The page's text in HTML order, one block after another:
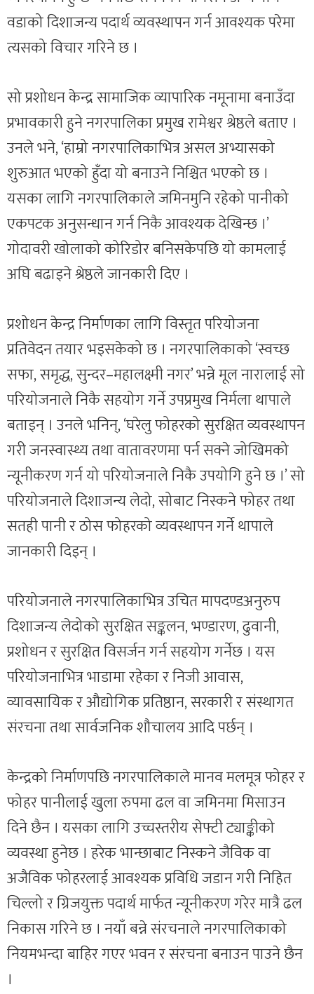
वडाको दिशाजन्य पदार्थ व्यवस्थापन गर्न आवश्यक परेमा
त्यसको विचार गरिने छ ।
सो प्रशोधन केन्द्र सामाजिक व्यापारिक नमूनामा बनाउँदा
प्रभावकारी हुने नगरपालिका प्रमुख रामेश्वर श्रेष्ठले बताए ।
उनले भने, ‘हाम्रो नगरपालिकाभित्र असल अभ्यासको
शुरुआत भएको हुँदा यो बनाउने निश्चित भएको छ ।
यसका लागि नगरपालिकाले जमिनमुनि रहेको पानीको
एकपटक अनुसन्धान गर्न निकै आवश्यक देखिन्छ ।’
गोदावरी खोलाको कोरिडोर बनिसकेपछि यो कामलाई
अघि बढाइने श्रेष्ठले जानकारी दिए ।
प्रशोधन केन्द्र निर्माणका लागि विस्तृत परियोजना
प्रतिवेदन तयार भइसकेको छ । नगरपालिकाको ‘स्वच्छ
सफा, समृद्ध, सुन्दर–महालक्ष्मी नगर’ भन्ने मूल नारालाई सो
परियोजनाले निकै सहयोग गर्ने उपप्रमुख निर्मला थापाले
बताइन् । उनले भनिन्, ‘घरेलु फोहरको सुरक्षित व्यवस्थापन
गरी जनस्वास्थ्य तथा वातावरणमा पर्न सक्ने जोखिमको
न्यूनीकरण गर्न यो परियोजनाले निकै उपयोगि हुने छ ।’ सो
परियोजनाले दिशाजन्य लेदो, सोबाट निस्कने फोहर तथा
सतही पानी र ठोस फोहरको व्यवस्थापन गर्ने थापाले
जानकारी दिइन् ।
परियोजनाले नगरपालिकाभित्र उचित मापदण्डअनुरुप
दिशाजन्य लेदोको सुरक्षित सङ्कलन, भण्डारण, ढुवानी,
प्रशोधन र सुरक्षित विसर्जन गर्न सहयोग गर्नेछ । यस
परियोजनाभित्र भाडामा रहेका र निजी आवास,
व्यावसायिक र औद्योगिक प्रतिष्ठान, सरकारी र संस्थागत
संरचना तथा सार्वजनिक शौचालय आदि पर्छन् ।
केन्द्रको निर्माणपछि नगरपालिकाले मानव मलमूत्र फोहर र
फोहर पानीलाई खुला रुपमा ढल वा जमिनमा मिसाउन
दिने छैन । यसका लागि उच्चस्तरीय सेफ्टी ट्याङ्कीको
व्यवस्था हुनेछ । हरेक भान्छाबाट निस्कने जैविक वा
अजैविक फोहरलाई आवश्यक प्रविधि जडान गरी निहित
चिल्लो र ग्रिजयुक्त पदार्थ मार्फत न्यूनीकरण गरेर मात्रै ढल
निकास गरिने छ । नयाँ बन्ने संरचनाले नगरपालिकाको
नियमभन्दा बाहिर गएर भवन र संरचना बनाउन पाउने छैन
।